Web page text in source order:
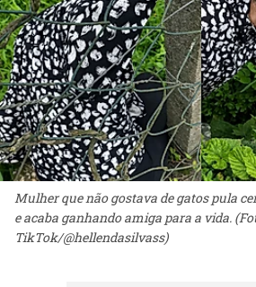
Mulher que não gostava de gatos pula
e acaba ganhando amiga para a vida.
TikTok/@hellendasilvass)